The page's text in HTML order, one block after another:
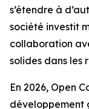
s’étendre à
société investit
collaboration
solides dans les
En 2026, Open
développement